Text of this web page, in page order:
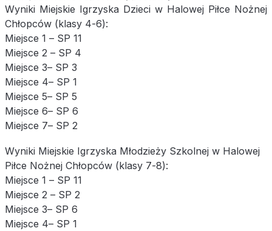
Wyniki Miejskie Igrzyska Dzieci w Halowej Piłce Nożnej
Chłopców (klasy 4-6):
Miejsce 1 – SP 11
Miejsce 2 – SP 4
Miejsce 3– SP 3
Miejsce 4– SP 1
Miejsce 5– SP 5
Miejsce 6– SP 6
Miejsce 7– SP 2
Wyniki Miejskie Igrzyska Młodzieży Szkolnej w Halowej
Piłce Nożnej Chłopców (klasy 7-8):
Miejsce 1 – SP 11
Miejsce 2 – SP 2
Miejsce 3– SP 6
Miejsce 4– SP 1